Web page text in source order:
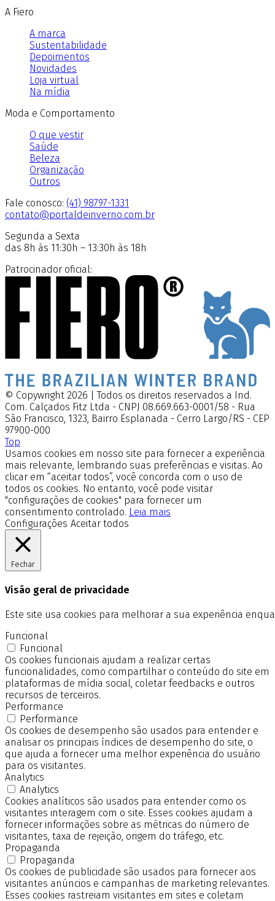
A Fiero
A marca
Sustentabilidade
Depoimentos
Novidades
Loja virtual
Na mídia
Moda e Comportamento
O que vestir
Saúde
Beleza
Organização
Outros
Fale conosco: (41) 98797-1331
contato@portaldeinverno.com.br
Segunda a Sexta
das 8h às 11:30h – 13:30h às 18h
Patrocinador oficial:
© Copywright 2026 | Todos os direitos reservados a Ind.
Com. Calçados Fitz Ltda - CNPJ 08.669.663-0001/58 - Rua
São Francisco, 1323, Bairro Esplanada - Cerro Largo/RS - CEP
97900-000
Top
Usamos cookies em nosso site para fornecer a experiência
mais relevante, lembrando suas preferências e visitas. Ao
clicar em “aceitar todos”, você concorda com o uso de
todos os cookies. No entanto, você pode visitar
"configurações de cookies" para fornecer um
consentimento controlado. Leia mais
Configurações Aceitar todos
Fechar
Visão geral de privacidade
Este site usa cookies para melhorar a sua experiência
Funcional
Funcional
Os cookies funcionais ajudam a realizar certas
funcionalidades, como compartilhar o conteúdo do site em
plataformas de mídia social, coletar feedbacks e outros
recursos de terceiros.
Performance
Performance
Os cookies de desempenho são usados para entender e
analisar os principais índices de desempenho do site, o
que ajuda a fornecer uma melhor experiência do usuário
para os visitantes.
Analytics
Analytics
Cookies analíticos são usados para entender como os
visitantes interagem com o site. Esses cookies ajudam a
fornecer informações sobre as métricas do número de
visitantes, taxa de rejeição, origem do tráfego, etc.
Propaganda
Propaganda
Os cookies de publicidade são usados para fornecer aos
visitantes anúncios e campanhas de marketing relevantes.
Esses cookies rastreiam visitantes em sites e coletam